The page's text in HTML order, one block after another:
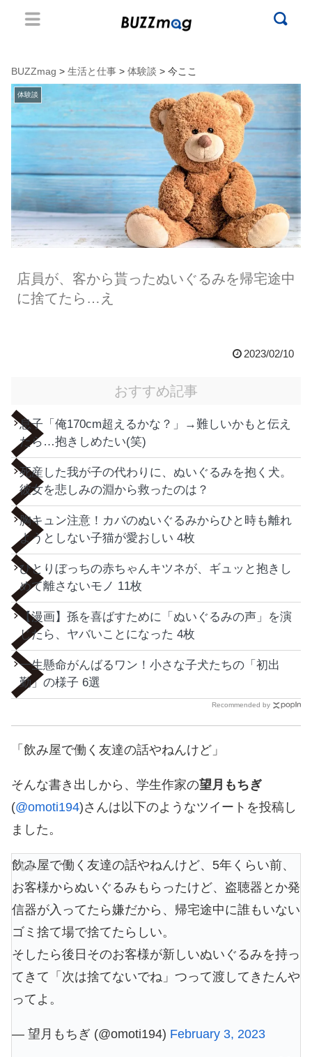
BUZZmag > 生活と仕事 > 体験談 > 今ここ
体験談
店員が、客から貰ったぬいぐるみを帰宅途中
に捨てたら…え
2023/02/10
おすすめ記事
息子「俺170cm超えるかな？」→難しいかもと伝え
たら…抱きしめたい(笑)
死産した我が子の代わりに、ぬいぐるみを抱く犬。
彼女を悲しみの淵から救ったのは？
胸キュン注意！カバのぬいぐるみからひと時も離れ
ようとしない子猫が愛おしい 4枚
ひとりぼっちの赤ちゃんキツネが、ギュッと抱きし
めて離さないモノ 11枚
【漫画】孫を喜ばすために「ぬいぐるみの声」を演
じたら、ヤバいことになった 4枚
一生懸命がんばるワン！小さな子犬たちの「初出
勤」の様子 6選
Recommended by
「飲み屋で働く友達の話やねんけど」
そんな書き出しから、学生作家の望月もちぎ
(@omoti194)さんは以下のようなツイートを投稿し
ました。
飲み屋で働く友達の話やねんけど、5年くらい前、
お客様からぬいぐるみもらったけど、盗聴器とか発
信器が入ってたら嫌だから、帰宅途中に誰もいない
ゴミ捨て場で捨てたらしい。
そしたら後日そのお客様が新しいぬいぐるみを持っ
てきて「次は捨てないでね」つって渡してきたんや
ってよ。
— 望月もちぎ (@omoti194) February 3, 2023